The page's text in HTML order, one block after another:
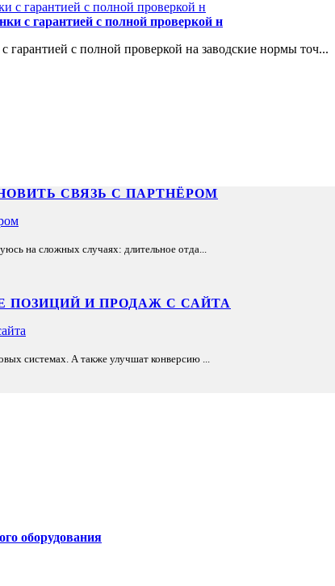
с гарантией с полной проверкой н
с полной проверкой на заводские нормы точ...
СВЯЗЬ С ПАРТНЁРОМ
на сложных случаях: длительное отда...
И ПРОДАЖ С САЙТА
системах. А также улучшат конверсию ...
оборудования